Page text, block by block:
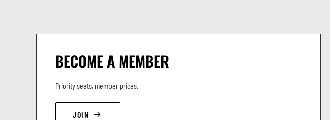
BECOME A MEMBER
Priority seats, member prices.
JOIN